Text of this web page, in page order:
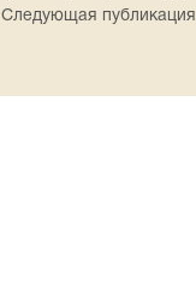
Следующая публикация